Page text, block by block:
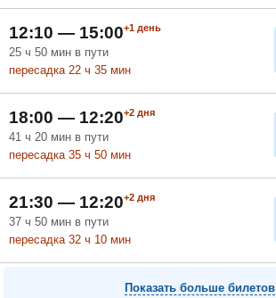
12:10 — 15:00+1 день
25 ч 50 мин в пути
пересадка 22 ч 35 мин
18:00 — 12:20+2 дня
41 ч 20 мин в пути
пересадка 35 ч 50 мин
21:30 — 12:20+2 дня
37 ч 50 мин в пути
пересадка 32 ч 10 мин
Показать больше билетов